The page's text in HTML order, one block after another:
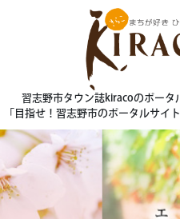
習志野市タウン誌kiracoのポータ
「目指せ！習志野市のポータルサイ